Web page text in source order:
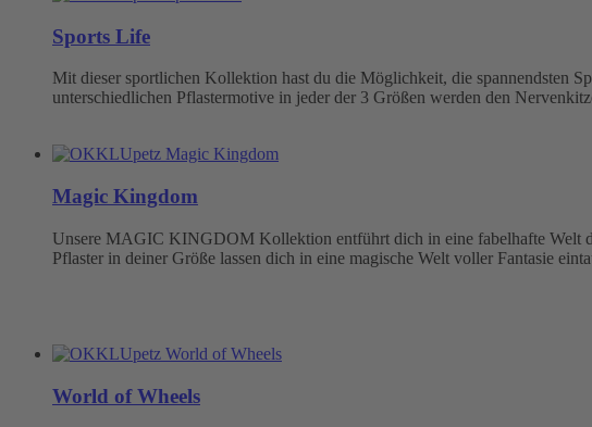
Sports Life
Mit dieser sportlichen Kollektion hast du die Möglichkeit, die spannendsten
unterschiedlichen Pflastermotive in jeder der 3 Größen werden den
Magic Kingdom
Unsere MAGIC KINGDOM Kollektion entführt dich in eine fabelhafte Welt
Pflaster in deiner Größe lassen dich in eine magische Welt voller Fantasie
World of Wheels